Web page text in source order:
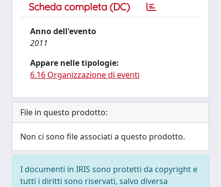
Scheda completa (DC)
Anno dell'evento
2011
Appare nelle tipologie:
6.16 Organizzazione di eventi
File in questo prodotto:
Non ci sono file associati a questo prodotto.
I documenti in IRIS sono protetti da copyright e
tutti i diritti sono riservati, salvo diversa